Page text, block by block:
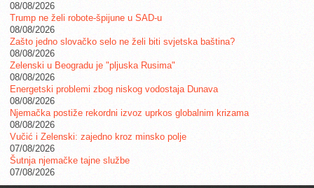
08/08/2026
Trump ne želi robote-špijune u SAD-u
08/08/2026
Zašto jedno slovačko selo ne želi biti svjetska baština?
08/08/2026
Zelenski u Beogradu je "pljuska Rusima"
08/08/2026
Energetski problemi zbog niskog vodostaja Dunava
08/08/2026
Njemačka postiže rekordni izvoz uprkos globalnim krizama
08/08/2026
Vučić i Zelenski: zajedno kroz minsko polje
07/08/2026
Šutnja njemačke tajne službe
07/08/2026